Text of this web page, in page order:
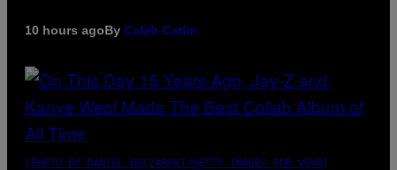
10 hours agoBy Caleb Catlin
(PHOTO BY DANIEL BOCZARSKI/GETTY IMAGES FOR VEVO)